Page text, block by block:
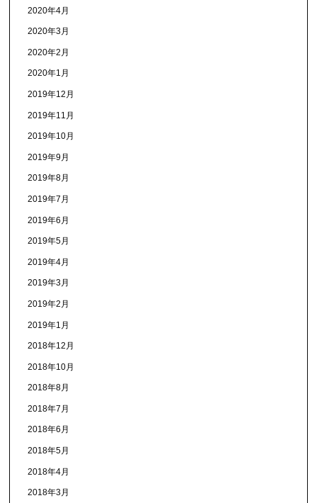
2020年4月
2020年3月
2020年2月
2020年1月
2019年12月
2019年11月
2019年10月
2019年9月
2019年8月
2019年7月
2019年6月
2019年5月
2019年4月
2019年3月
2019年2月
2019年1月
2018年12月
2018年10月
2018年8月
2018年7月
2018年6月
2018年5月
2018年4月
2018年3月